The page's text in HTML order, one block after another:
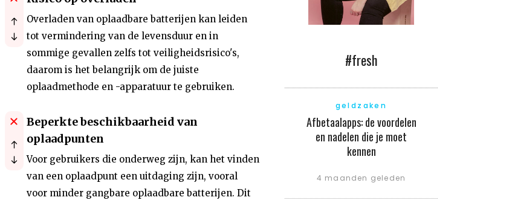
Overladen van oplaadbare batterijen kan leiden
tot vermindering van de levensduur en in
sommige gevallen zelfs tot veiligheidsrisico's,
daarom is het belangrijk om de juiste
oplaadmethode en -apparatuur te gebruiken.
Beperkte beschikbaarheid van
oplaadpunten
Voor gebruikers die onderweg zijn, kan het vinden
van een oplaadpunt een uitdaging zijn, vooral
voor minder gangbare oplaadbare batterijen. Dit
#fresh
geldzaken
Afbetaalapps: de voordelen
en nadelen die je moet
kennen
4 maanden geleden